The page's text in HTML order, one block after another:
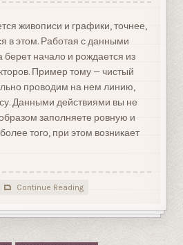
живописи и графики, точнее,
в этом. Работая с данными
начало и рождается из
Пример тому — чистый
проводим на нем линию,
Данными действиями вы не
заполняете ровную и
того, при этом возникает
Continue Reading